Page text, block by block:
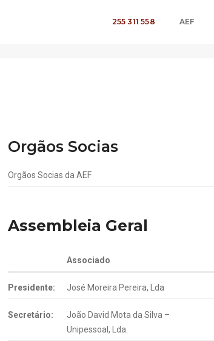
255 311 558 AEF
Orgãos Socias
Orgãos Socias da AEF
Assembleia Geral
Associado
Presidente: José Moreira Pereira, Lda
Secretário:
João David Mota da Silva –
Unipessoal, Lda.